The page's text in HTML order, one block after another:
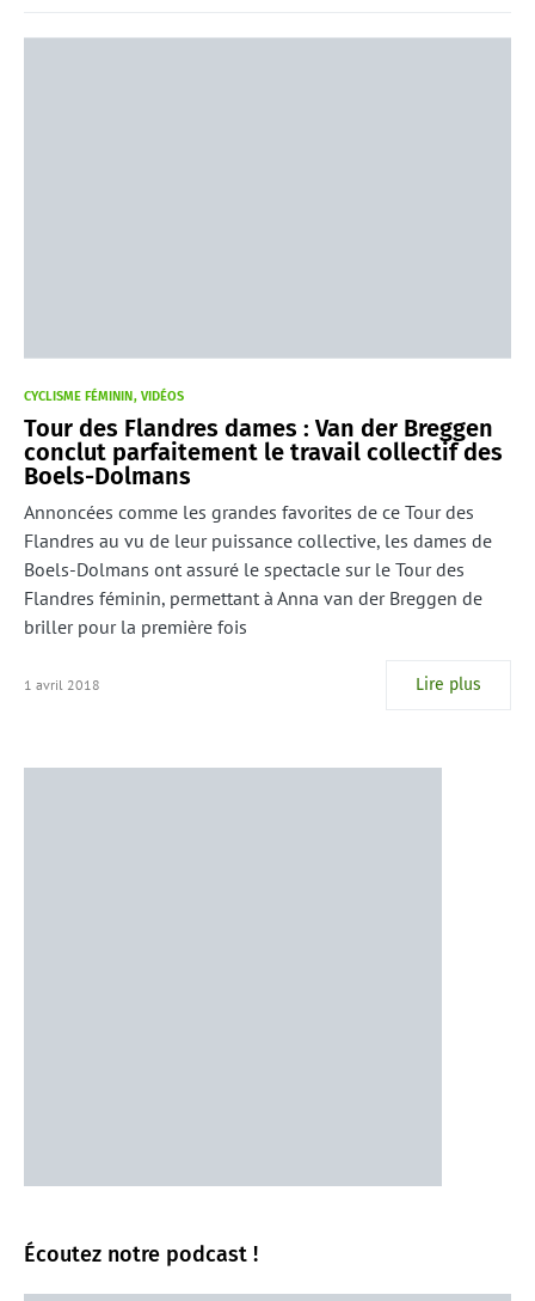
CYCLISME FÉMININ VIDÉOS
Tour des Flandres dames : Van der Breggen
conclut parfaitement le travail collectif des
Boels-Dolmans
Annoncées comme les grandes favorites de ce Tour des
Flandres au vu de leur puissance collective, les dames de
Boels-Dolmans ont assuré le spectacle sur le Tour des
Flandres féminin, permettant à Anna van der Breggen de
briller pour la première fois
1 avril 2018 Lire plus
Écoutez notre podcast !